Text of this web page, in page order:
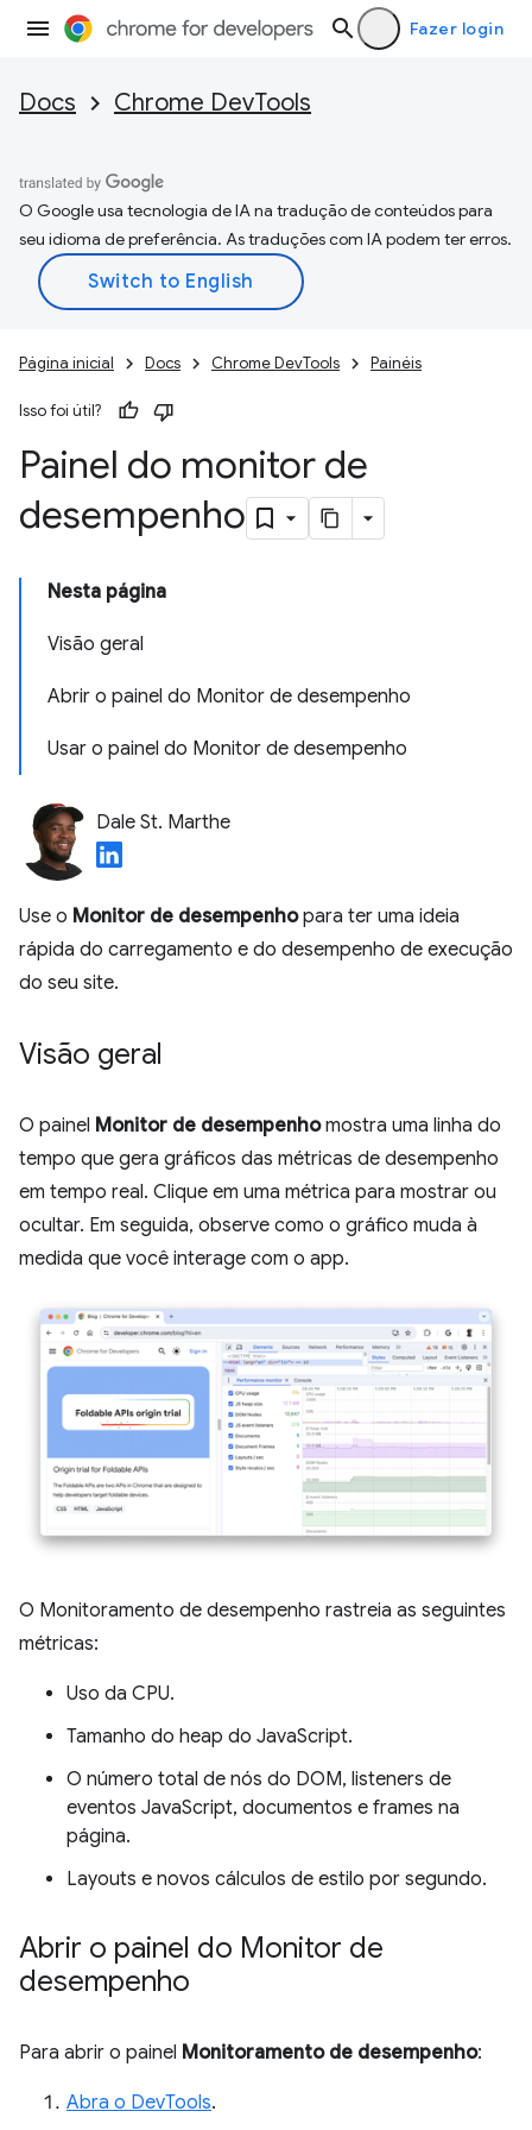
Fazer login
Docs Chrome DevTools
O Google usa tecnologia de IA na tradução de conteúdos para
seu idioma de preferência. As traduções com IA podem ter erros.
Página inicial Docs Chrome DevTools Painéis
Isso foi útil?
Painel do monitor de
desempenho
Nesta página
Visão geral
Abrir o painel do Monitor de desempenho
Usar o painel do Monitor de desempenho
Dale St. Marthe
Use o Monitor de desempenhopara ter uma ideia
rápida do carregamento e do desempenho de execução
do seu site.
Visão geral
O painel Monitor de desempenhomostra uma linha do
tempo que gera gráficos das métricas de desempenho
em tempo real. Clique em uma métrica para mostrar ou
ocultar. Em seguida, observe como o gráfico muda à
medida que você interage com o app.
O Monitoramento de desempenho rastreia as seguintes
métricas:
Uso da CPU.
Tamanho do heap do JavaScript.
O número total de nós do DOM, listeners de
eventos JavaScript, documentos e frames na
página.
Layouts e novos cálculos de estilo por segundo.
Abrir o painel do Monitor de
desempenho
Para abrir o painel Monitoramento de desempenho:
Abra o DevTools.